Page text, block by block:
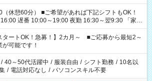
希望があれば下記シフトもOK！
遅番 10:00～19:00 夜勤 16:30～翌9:30 「家族
せたい」 「余裕を持って夕飯の準備がしたい」
残業はしたくない」 など、ご希望を教えてください
のお仕事の勤務時間。 合計で週40時間を超える場
ません。
タートOK！急募！】2カ月～ ■ご応募から最短2～
可能です！
/ 40～50代活躍中 / 服装自由 / シフト勤務 / 10名以
/ 電話対応なし / パソコンスキル不要